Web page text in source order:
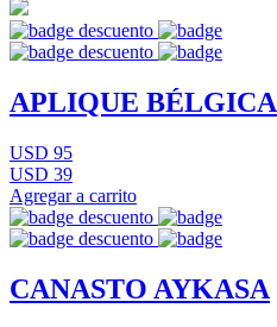
APLIQUE BÉLGICA
USD 95
USD 39
Agregar a carrito
CANASTO AYKASA